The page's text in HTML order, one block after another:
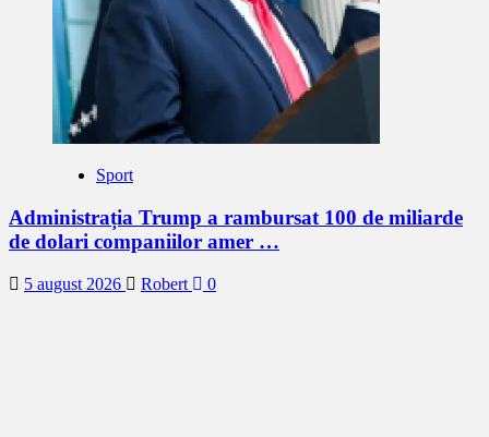
Sport
Administrația Trump a rambursat 100 de miliarde
de dolari companiilor amer …
5 august 2026 Robert 0